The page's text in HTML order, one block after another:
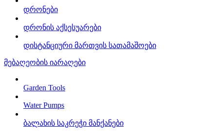
დრონები
დრონის აქსესუარები
დისტანციური მართვის სათამაშოები
მებაღეობის იარაღები
Garden Tools
Water Pumps
ბალახის საკრეჭი მანქანები